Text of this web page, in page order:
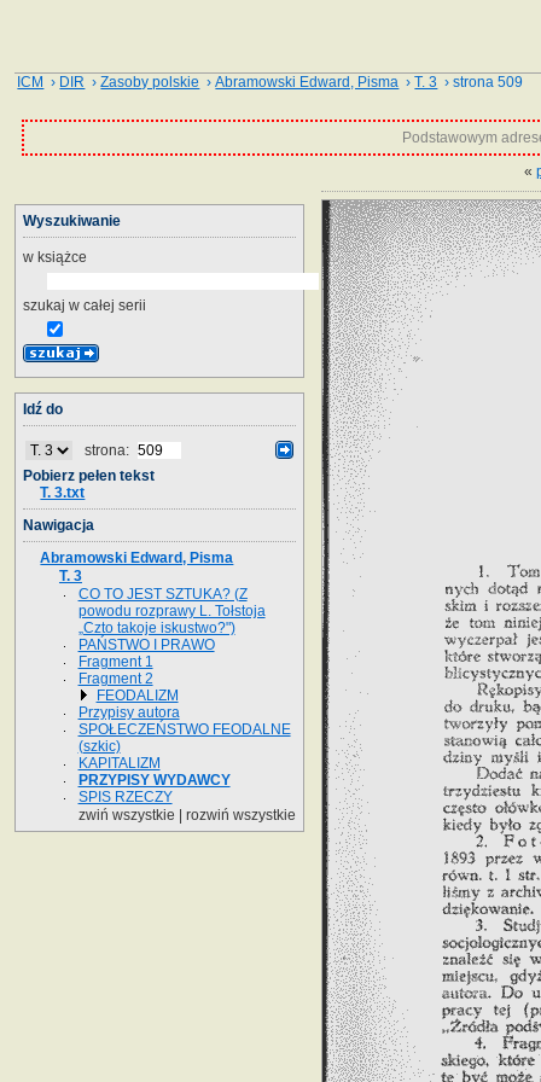
ICM › DIR ›Zasoby polskie ›Abramowski Edward, Pisma ›T. 3 › strona 509
Podstawowym
«
Wyszukiwanie
w książce
szukaj w całej serii
Idź do
strona:
Pobierz pełen tekst
T. 3.txt
Nawigacja
Abramowski Edward, Pisma
T. 3
CO TO JEST SZTUKA? (Z
powodu rozprawy L. Tołstoja
„Czto takoje iskustwo?")
PAŃSTWO I PRAWO
Fragment 1
Fragment 2
FEODALIZM
Przypisy autora
SPOŁECZEŃSTWO FEODALNE
(szkic)
KAPITALIZM
PRZYPISY WYDAWCY
SPIS RZECZY
zwiń wszystkie
rozwiń wszystkie